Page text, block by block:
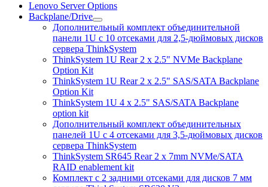
Lenovo Server Options
Backplane/Drive
Дополнительный комплект объединительной
панели 1U с 10 отсеками для 2,5-дюймовых дисков
сервера ThinkSystem
ThinkSystem 1U Rear 2 x 2.5" NVMe Backplane
Option Kit
ThinkSystem 1U Rear 2 x 2.5" SAS/SATA Backplane
Option Kit
ThinkSystem 1U 4 x 2.5" SAS/SATA Backplane
option kit
Дополнительный комплект объединительных
панелей 1U с 4 отсеками для 3,5-дюймовых дисков
сервера ThinkSystem
ThinkSystem SR645 Rear 2 x 7mm NVMe/SATA
RAID enablement kit
Комплект с 2 задними отсеками для дисков 7 мм